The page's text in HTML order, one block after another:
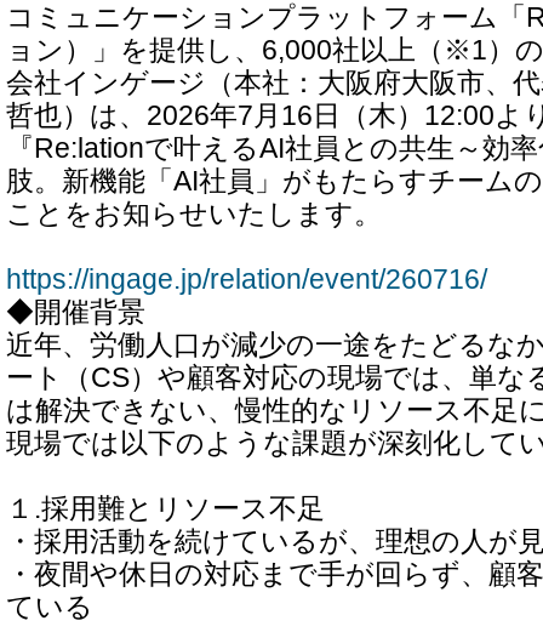
コミュニケーションプラットフォーム「
ョン）」を提供し、6,000社以上（※1）
会社インゲージ（本社：大阪府大阪市、
哲也）は、2026年7月16日（木）12:00よ
『Re:lationで叶えるAI社員との共生～効
肢。新機能「AI社員」がもたらすチーム
ことをお知らせいたします。
https://ingage.jp/relation/event/260716/
◆開催背景
近年、労働人口が減少の一途をたどるな
ート（CS）や顧客対応の現場では、単な
は解決できない、慢性的なリソース不足
現場では以下のような課題が深刻化して
１.採用難とリソース不足
・採用活動を続けているが、理想の人が
・夜間や休日の対応まで手が回らず、顧
ている